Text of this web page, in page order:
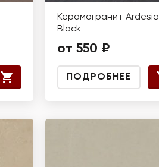
Керамогранит Ardesia
Black
от 550 ₽
ПОДРОБНЕЕ